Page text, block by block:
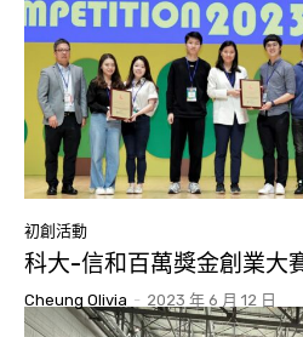
初創活動
科大-信和百萬獎金創業大
Cheung Olivia - 2023 年 6 月 12 日